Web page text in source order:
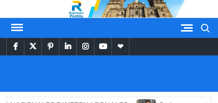
al
contenido
facebooktwitterpinterest
linkedininstagram
youtubethemespiral
PUEBLA